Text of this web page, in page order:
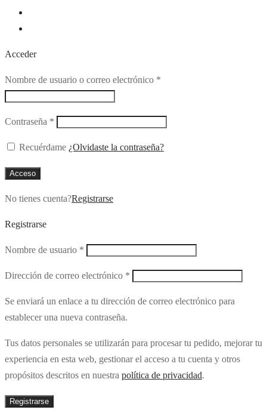
Acceder
Nombre de usuario o correo electrónico *
Contraseña *
Recuérdame ¿Olvidaste la contraseña?
Acceso
No tienes cuenta?Registrarse
Registrarse
Nombre de usuario *
Dirección de correo electrónico *
Se enviará un enlace a tu dirección de correo electrónico para
establecer una nueva contraseña.
Tus datos personales se utilizarán para procesar tu pedido, mejorar tu
experiencia en esta web, gestionar el acceso a tu cuenta y otros
propósitos descritos en nuestra política de privacidad.
Registrarse